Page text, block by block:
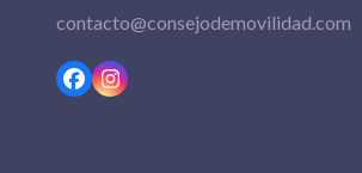
contacto@consejodemovilidad.com
Facebook
Instagram